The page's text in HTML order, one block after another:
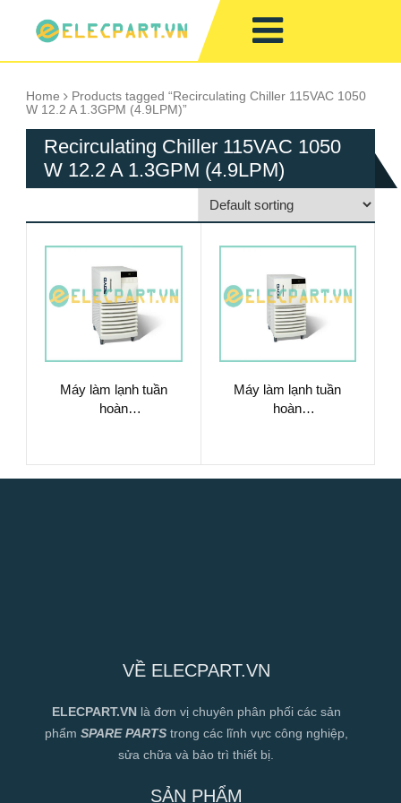
Home
Products tagged “Recirculating Chiller 115VAC 1050
W 12.2 A 1.3GPM (4.9LPM)”
Recirculating Chiller 115VAC 1050
W 12.2 A 1.3GPM (4.9LPM)
Máy làm lạnh tuần
hoàn
Máy làm lạnh tuần
hoàn
VỀ ELECPART.VN
ELECPART.VN là đơn vị chuyên phân phối các sản
phẩm SPARE PARTStrong các lĩnh vực công nghiệp,
sửa chữa và bảo trì thiết bị.
SẢN PHẨM